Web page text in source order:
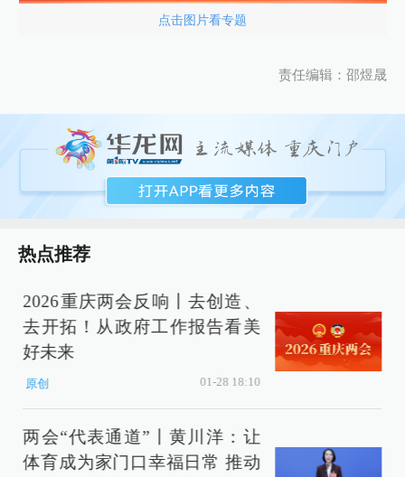
点击图片看专题
责任编辑：邵煜晟
热点推荐
2026重庆两会反响丨去创造、
去开拓！从政府工作报告看美
好未来
原创 01-28 18:10
两会“代表通道”丨黄川洋：让
体育成为家门口幸福日常 推动